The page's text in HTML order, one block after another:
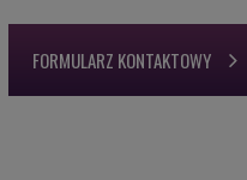
FORMULARZ KONTAKTOWY